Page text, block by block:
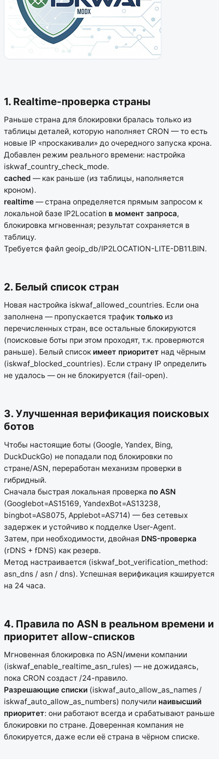
1. Realtime-проверка страны
Раньше страна для блокировки бралась только из
таблицы деталей, которую наполняет CRON — то есть
новые IP «проскакивали» до очередного запуска крона.
Добавлен режим реального времени: настройка
iskwaf_country_check_mode.
cached — как раньше (из таблицы, наполняется
кроном).
realtime — страна определяется прямым запросом к
локальной базе IP2Location в момент запроса,
блокировка мгновенная; результат сохраняется в
таблицу.
Требуется файл geoip_db/IP2LOCATION-LITE-DB11.BIN.
2. Белый список стран
Новая настройка iskwaf_allowed_countries. Если она
заполнена — пропускается трафик только из
перечисленных стран, все остальные блокируются
(поисковые боты при этом проходят, т.к. проверяются
раньше). Белый список имеет приоритет над чёрным
(iskwaf_blocked_countries). Если страну IP определить
не удалось — он не блокируется (fail-open).
3. Улучшенная верификация поисковых
ботов
Чтобы настоящие боты (Google, Yandex, Bing,
DuckDuckGo) не попадали под блокировки по
стране/ASN, переработан механизм проверки в
гибридный.
Сначала быстрая локальная проверка по ASN
(Googlebot=AS15169, YandexBot=AS13238,
bingbot=AS8075, Applebot=AS714) — без сетевых
задержек и устойчиво к подделке User-Agent.
Затем, при необходимости, двойная DNS-проверка
(rDNS + fDNS) как резерв.
Метод настраивается (iskwaf_bot_verification_method:
asn_dns / asn / dns). Успешная верификация кэшируется
на 24 часа.
4. Правила по ASN в реальном времени и
приоритет allow-списков
Мгновенная блокировка по ASN/имени компании
(iskwaf_enable_realtime_asn_rules) — не дожидаясь,
пока CRON создаст /24-правило.
Разрешающие списки (iskwaf_auto_allow_as_names /
iskwaf_auto_allow_as_numbers) получили наивысший
приоритет: они работают всегда и срабатывают раньше
блокировки по стране. Доверенная компания не
блокируется, даже если её страна в чёрном списке.